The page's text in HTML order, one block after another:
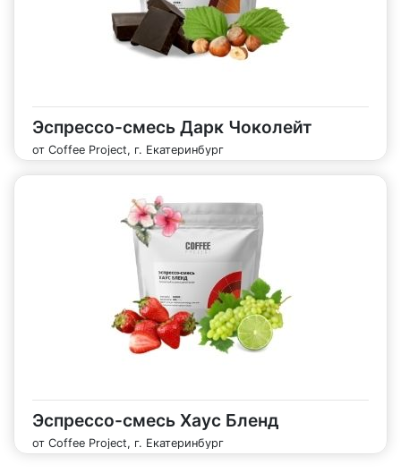
Эспрессо-смесь Дарк Чоколейт
от Coffee Project, г. Екатеринбург
Эспрессо-смесь Хаус Бленд
от Coffee Project, г. Екатеринбург